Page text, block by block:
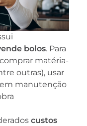
bolos. Para
matéria-
outras), usar
manutenção
custos